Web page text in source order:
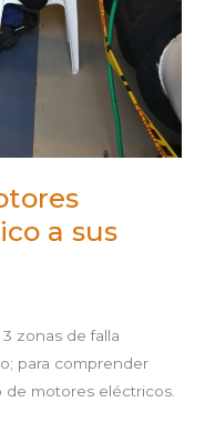
a sus
zonas de falla
para comprender
de motores eléctricos.